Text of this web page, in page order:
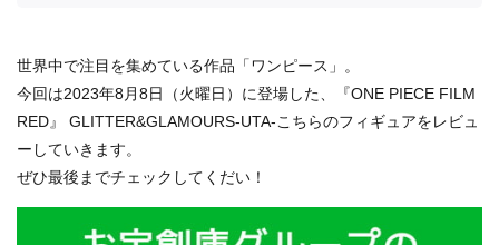
世界中で注目を集めている作品「ワンピース」。
今回は2023年8月8日（火曜日）に登場した、『ONE PIECE FILM
RED』 GLITTER&GLAMOURS-UTA-こちらのフィギュアをレビュ
ーしていきます。
ぜひ最後までチェックしてくだい！